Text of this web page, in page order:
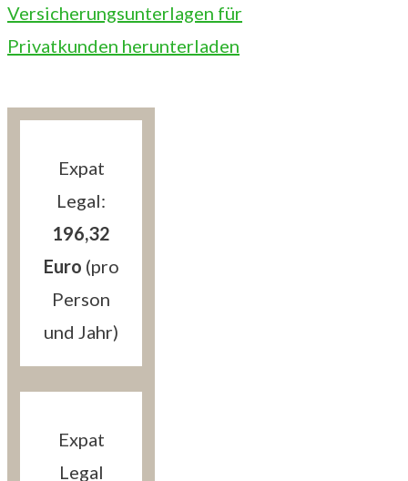
Versicherungsunterlagen für
Privatkunden herunterladen
Expat
Legal:
196,32
Euro (pro
Person
und Jahr)
Expat
Legal